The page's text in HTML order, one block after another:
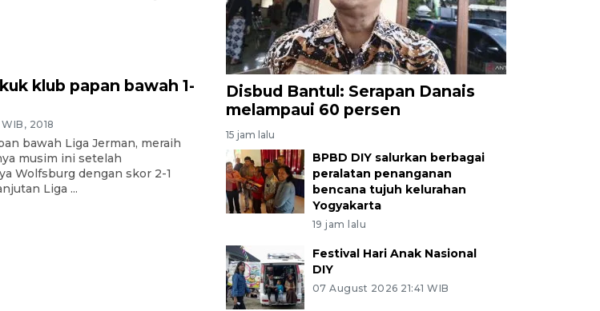
klub papan bawah 1-
WIB, 2018
bawah Liga Jerman, meraih
musim ini setelah
Wolfsburg dengan skor 2-1
Liga ...
Disbud Bantul: Serapan Danais
melampaui 60 persen
15 jam lalu
BPBD DIY salurkan berbagai
peralatan penanganan
bencana tujuh kelurahan
Yogyakarta
19 jam lalu
Festival Hari Anak Nasional
DIY
07 August 2026 21:41 WIB